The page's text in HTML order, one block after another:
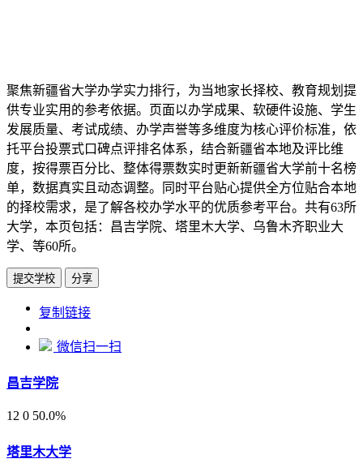
聚焦新疆省大学办学实力排行，为当地家长择校、教育规划提
供专业实用的参考依据。页面以办学成果、软硬件设施、学生
发展质量、考试成绩、办学声誉等多维度为核心评价标准，依
托平台投票式口碑点评排名体系，结合新疆省本地及评比维
度，按得票百分比、整体得票数实时更新新疆省大学前十名榜
单，数据真实且动态调整。同时平台贴心提供全方位贴合本地
的择校需求，是了解各校办学水平的优质参考平台。共有63所
大学，本页包括：昌吉学院、塔里木大学、乌鲁木齐职业大
学、等60所。
提交学校 分享
https://www.edupk.cn/ct/4831/tp/5
复制链接
微信扫一扫
昌吉学院
12 0 50.0%
塔里木大学